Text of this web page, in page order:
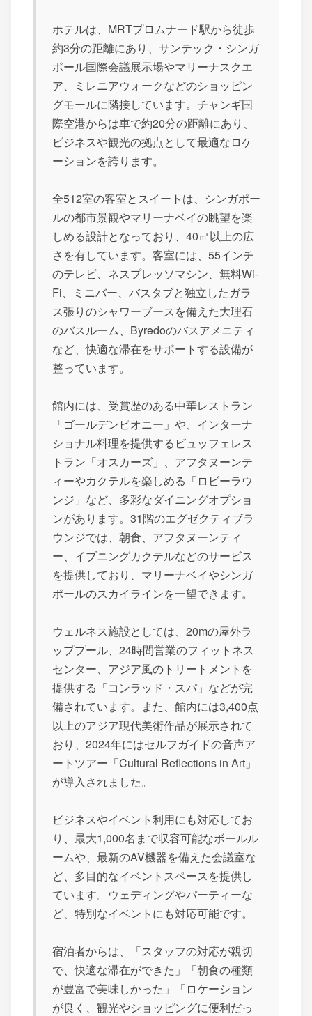
ホテルは、MRTプロムナード駅から徒歩
約3分の距離にあり、サンテック・シンガ
ポール国際会議展示場やマリーナスクエ
ア、ミレニアウォークなどのショッピン
グモールに隣接しています。チャンギ国
際空港からは車で約20分の距離にあり、
ビジネスや観光の拠点として最適なロケ
ーションを誇ります。
全512室の客室とスイートは、シンガポー
ルの都市景観やマリーナベイの眺望を楽
しめる設計となっており、40㎡以上の広
さを有しています。客室には、55インチ
のテレビ、ネスプレッソマシン、無料Wi-
Fi、ミニバー、バスタブと独立したガラ
ス張りのシャワーブースを備えた大理石
のバスルーム、Byredoのバスアメニティ
など、快適な滞在をサポートする設備が
整っています。
館内には、受賞歴のある中華レストラン
「ゴールデンピオニー」や、インターナ
ショナル料理を提供するビュッフェレス
トラン「オスカーズ」、アフタヌーンテ
ィーやカクテルを楽しめる「ロビーラウ
ンジ」など、多彩なダイニングオプショ
ンがあります。31階のエグゼクティブラ
ウンジでは、朝食、アフタヌーンティ
ー、イブニングカクテルなどのサービス
を提供しており、マリーナベイやシンガ
ポールのスカイラインを一望できます。
ウェルネス施設としては、20mの屋外ラ
ッププール、24時間営業のフィットネス
センター、アジア風のトリートメントを
提供する「コンラッド・スパ」などが完
備されています。また、館内には3,400点
以上のアジア現代美術作品が展示されて
おり、2024年にはセルフガイドの音声ア
ートツアー「Cultural Reflections in Art」
が導入されました。
ビジネスやイベント利用にも対応してお
り、最大1,000名まで収容可能なボールル
ームや、最新のAV機器を備えた会議室な
ど、多目的なイベントスペースを提供し
ています。ウェディングやパーティーな
ど、特別なイベントにも対応可能です。
宿泊者からは、「スタッフの対応が親切
で、快適な滞在ができた」「朝食の種類
が豊富で美味しかった」「ロケーション
が良く、観光やショッピングに便利だっ